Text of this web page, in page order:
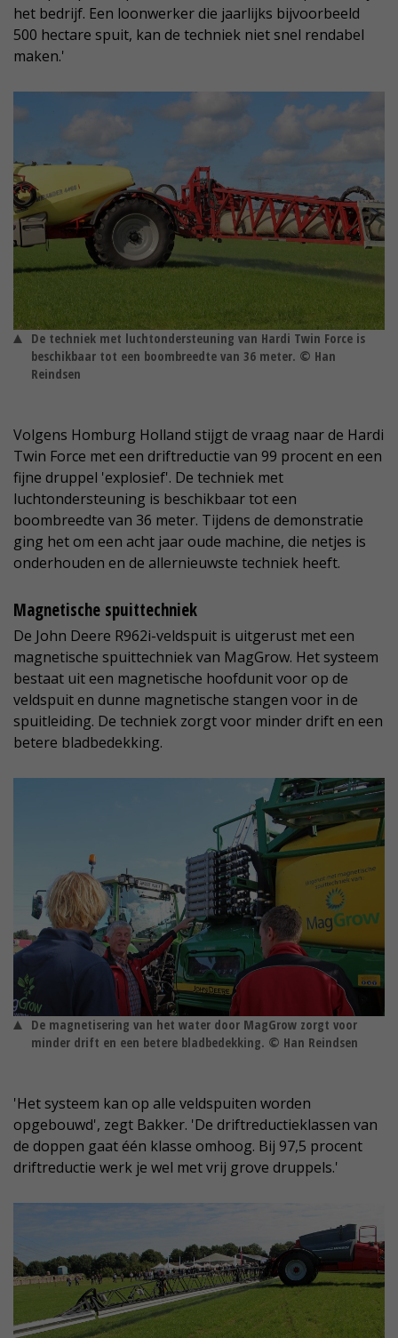
het bedrijf. Een loonwerker die jaarlijks bijvoorbeeld
500 hectare spuit, kan de techniek niet snel rendabel
maken.'
De techniek met luchtondersteuning van Hardi Twin Force is
beschikbaar tot een boombreedte van 36 meter. © Han
Reindsen
Volgens Homburg Holland stijgt de vraag naar de Hardi
Twin Force met een driftreductie van 99 procent en een
fijne druppel 'explosief'. De techniek met
luchtondersteuning is beschikbaar tot een
boombreedte van 36 meter. Tijdens de demonstratie
ging het om een acht jaar oude machine, die netjes is
onderhouden en de allernieuwste techniek heeft.
Magnetische spuittechniek
De John Deere R962i-veldspuit is uitgerust met een
magnetische spuittechniek van MagGrow. Het systeem
bestaat uit een magnetische hoofdunit voor op de
veldspuit en dunne magnetische stangen voor in de
spuitleiding. De techniek zorgt voor minder drift en een
betere bladbedekking.
De magnetisering van het water door MagGrow zorgt voor
minder drift en een betere bladbedekking. © Han Reindsen
'Het systeem kan op alle veldspuiten worden
opgebouwd', zegt Bakker. 'De driftreductieklassen van
de doppen gaat één klasse omhoog. Bij 97,5 procent
driftreductie werk je wel met vrij grove druppels.'